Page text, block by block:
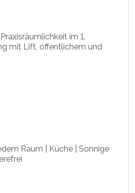
im 1.
mit Lift, öffentlichem und
Raum | Küche | Sonnige